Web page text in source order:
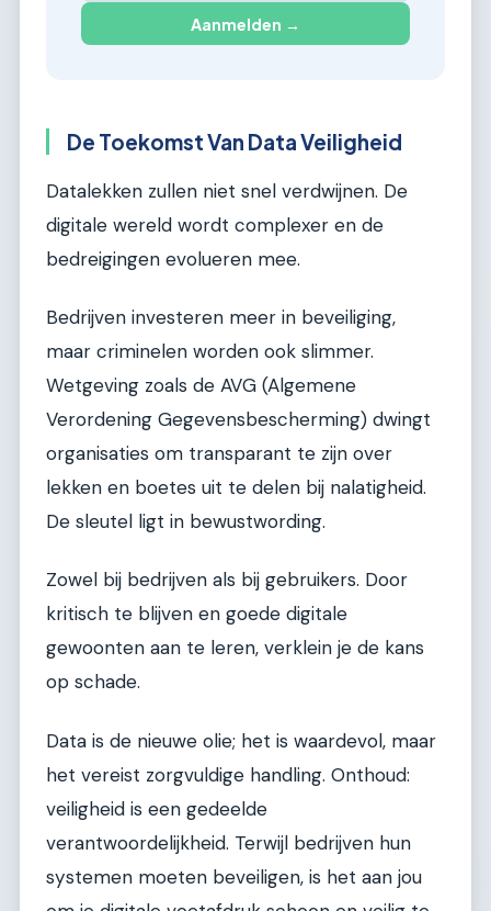
Aanmelden →
De Toekomst Van Data Veiligheid
Datalekken zullen niet snel verdwijnen. De
digitale wereld wordt complexer en de
bedreigingen evolueren mee.
Bedrijven investeren meer in beveiliging,
maar criminelen worden ook slimmer.
Wetgeving zoals de AVG (Algemene
Verordening Gegevensbescherming) dwingt
organisaties om transparant te zijn over
lekken en boetes uit te delen bij nalatigheid.
De sleutel ligt in bewustwording.
Zowel bij bedrijven als bij gebruikers. Door
kritisch te blijven en goede digitale
gewoonten aan te leren, verklein je de kans
op schade.
Data is de nieuwe olie; het is waardevol, maar
het vereist zorgvuldige handling. Onthoud:
veiligheid is een gedeelde
verantwoordelijkheid. Terwijl bedrijven hun
systemen moeten beveiligen, is het aan jou